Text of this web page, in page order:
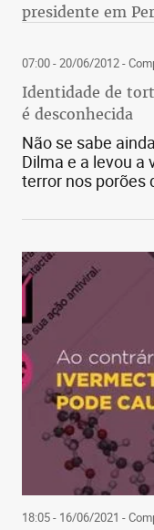
presidente em
07:00 - 20/06/2012-
Identidade de
é desconhecida
Não se sabe
Dilma e a levou a
terror nos porões
18:05 - 16/06/2021 -